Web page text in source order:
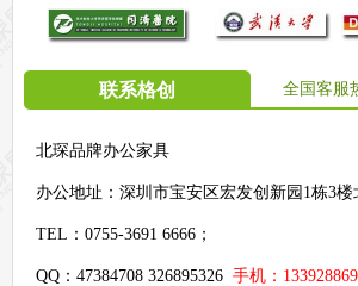
联系格创 全国客服
北琛品牌办公家具
办公地址： 深圳市宝安区宏发创新园1栋3楼
TEL：0755-3691 6666；
QQ：47384708 326895326 手机：